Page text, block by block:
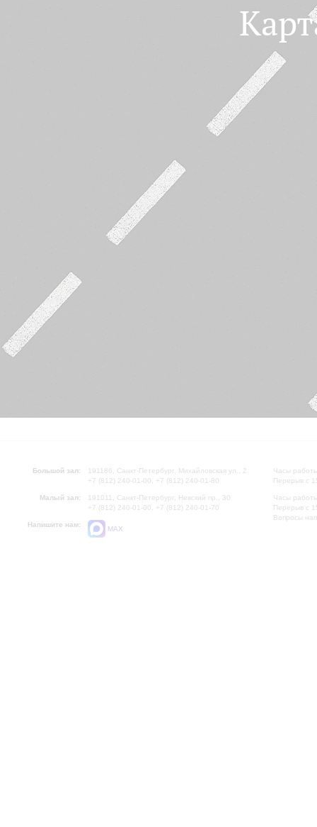
Большой зал:
191186, Санкт-Петербург, Михайловская ул., 2
+7 (812) 240-01-00, +7 (812) 240-01-80
Малый зал:
191011, Санкт-Петербург, Невский пр., 30
+7 (812) 240-01-00, +7 (812) 240-01-70
Напишите нам:
MAX
Часы
Перерыв с
Часы
Перерыв с
Вопросы